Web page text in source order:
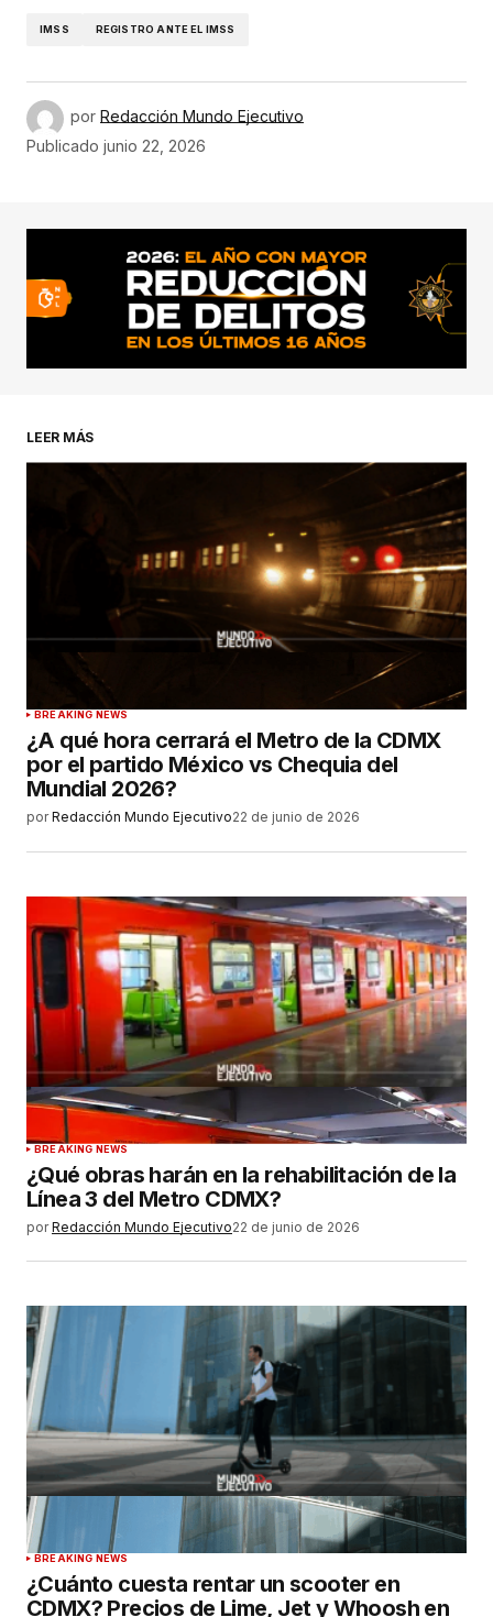
IMSS REGISTRO ANTE EL IMSS
por Redacción Mundo Ejecutivo
Publicado junio 22, 2026
LEER MÁS
BREAKING NEWS
¿A qué hora cerrará el Metro de la CDMX
por el partido México vs Chequia del
Mundial 2026?
por Redacción Mundo Ejecutivo22 de junio de 2026
BREAKING NEWS
¿Qué obras harán en la rehabilitación de la
Línea 3 del Metro CDMX?
por Redacción Mundo Ejecutivo22 de junio de 2026
BREAKING NEWS
¿Cuánto cuesta rentar un scooter en
CDMX? Precios de Lime, Jet y Whoosh en